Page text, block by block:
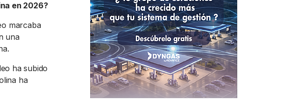
en 2026?
marcaba
una
ha subido
ha